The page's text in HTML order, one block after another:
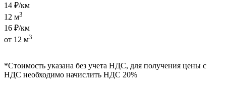
14 ₽/км
12 м3
16 ₽/км
от 12 м3
*Стоимость указана без учета НДС, для получения цены с
НДС необходимо начислить НДС 20%